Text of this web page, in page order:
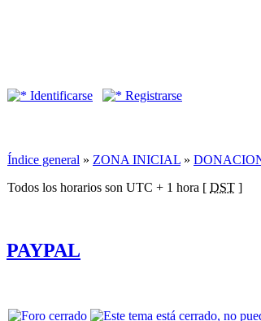
Identificarse
Registrarse
Índice general » ZONA INICIAL »
Todos los horarios son UTC + 1 hora [ DST ]
PAYPAL